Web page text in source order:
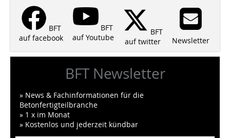
BFT
auf facebook
BFT
auf Youtube
BFT
auf twitter
Newsletter
BFT Newsletter
» News & Fachinformationen für die
Betonfertigteilbranche
» 1 x im Monat
» Kostenlos und jederzeit kündbar